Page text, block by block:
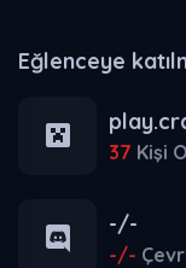
Eğlenceye
37 Kişi
-/-
-/-